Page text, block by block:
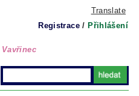
Translate
Registrace / Přihlášení
Vavřinec